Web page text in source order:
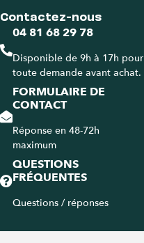
Contactez-nous
04 81 68 29 78
Disponible de 9h à 17h pour
toute demande avant achat.
FORMULAIRE DE
CONTACT
Réponse en 48-72h
maximum
QUESTIONS
FRÉQUENTES
Questions / réponses